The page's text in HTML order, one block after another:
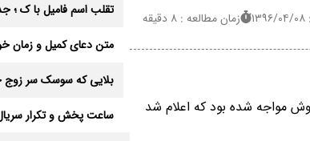
زمان مطالعه : 8 دقیقه
مواجه شده بود که اعلام شد
تقلب اسم فامیل با ک ؛
متن دعای کمیل و زمان
بلایی که سوسک سر زوج
ساعت پخش و تکرار